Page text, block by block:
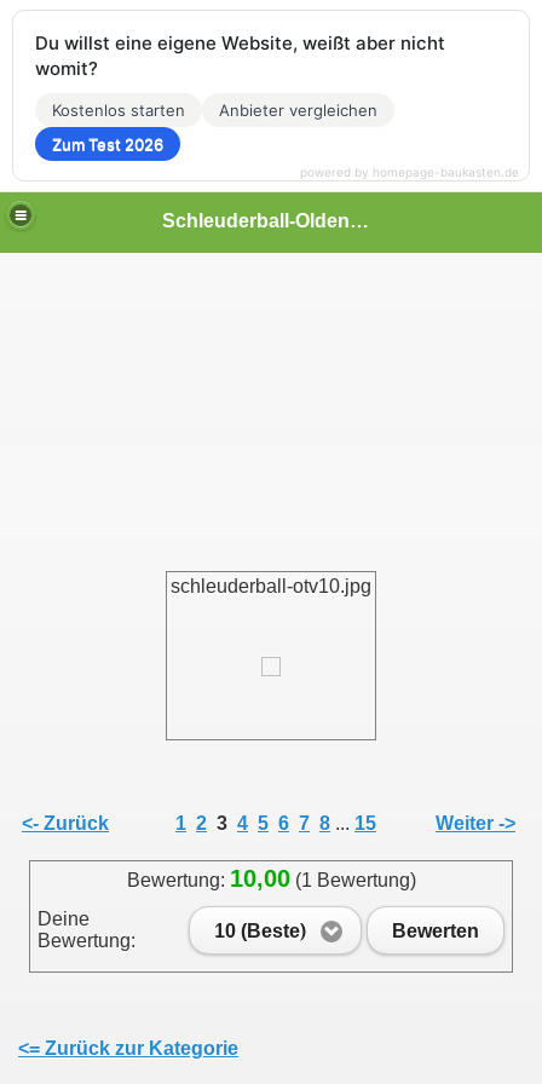
Schleuderball-Oldenbrok
schleuderball-otv10.jpg
<- Zurück 1 2 3 4 5 6 7 8 ... 15 Weiter ->
Bewertung: 10,00(1 Bewertung)
Deine
Bewertung:
10 (Beste) Bewerten
<= Zurück zur Kategorie
Du willst eine eigene Website, weißt aber nicht
womit?
Kostenlos starten
Anbieter vergleichen
Zum Test 2026
powered by homepage-baukasten.de